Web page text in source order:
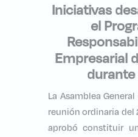
Iniciativas
el
Empresarial
La Asamblea
reunión ordinaria del
aprobó constituir